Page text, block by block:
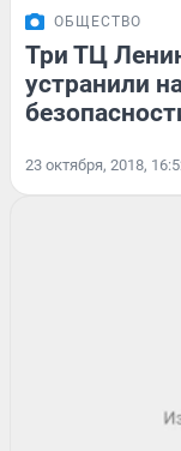
ОБЩЕСТВО
Три ТЦ
устранили
23 октября, 2018,